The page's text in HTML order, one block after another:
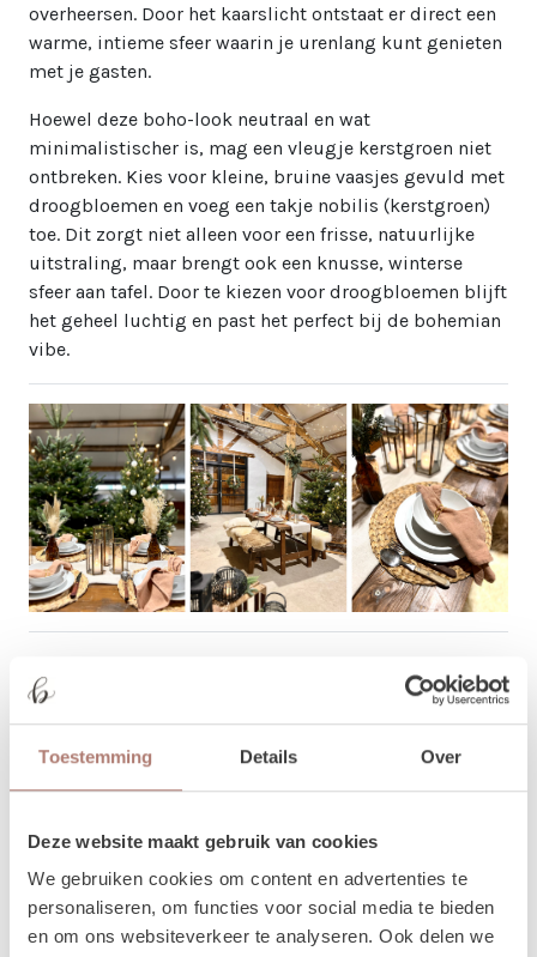
Toestemming Details Over
Deze website maakt gebruik van cookies
We gebruiken cookies om content en advertenties te
personaliseren, om functies voor social media te bieden
en om ons websiteverkeer te analyseren. Ook delen we
overheersen. Door het kaarslicht ontstaat er direct een
warme, intieme sfeer waarin je urenlang kunt genieten
met je gasten.
Hoewel deze boho-look neutraal en wat
minimalistischer is, mag een vleugje kerstgroen niet
ontbreken. Kies voor kleine, bruine vaasjes gevuld met
droogbloemen en voeg een takje nobilis (kerstgroen)
toe. Dit zorgt niet alleen voor een frisse, natuurlijke
uitstraling, maar brengt ook een knusse, winterse
sfeer aan tafel. Door te kiezen voor droogbloemen blijft
het geheel luchtig en past het perfect bij de bohemian
vibe.
It's in the details: Bestek, Servies
en Servet
deze setting. Stapel de borden op de placemats en leg
hierop een mooi gedrapeerdservet in een zachte rood-
verwijzing naar kerstrood, zonder te schreeuwerig te
zijn. Voor een extra feestelijke touch voeg je een
gouden servetring toe, die direct een luxe gevoel geeft.